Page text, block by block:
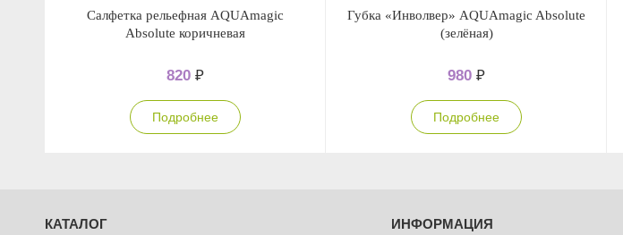
Салфетка рельефная AQUAmagic
Absolute коричневая
820 ₽
Подробнее
Губка «Инволвер» AQUAmagic Absolute
(зелёная)
980 ₽
Подробнее
КАТАЛОГ ИНФОРМАЦИЯ